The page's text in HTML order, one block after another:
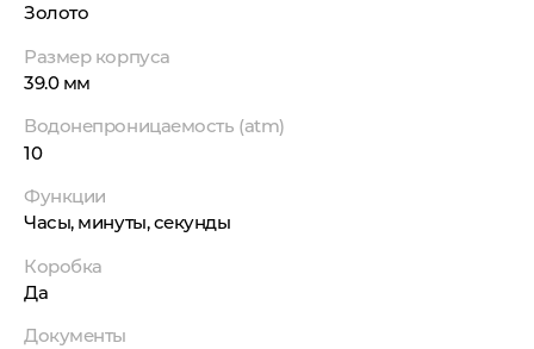
Золото
Размер корпуса
39.0 мм
Водонепроницаемость (atm)
10
Функции
Часы, минуты, секунды
Коробка
Да
Документы